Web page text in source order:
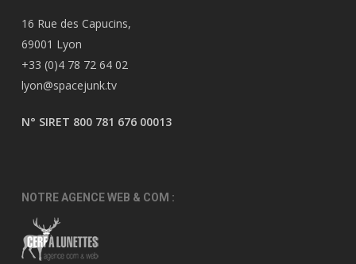
16 Rue des Capucins,
69001 Lyon
+33 (0)4 78 72 64 02
lyon@spacejunk.tv
N° SIRET 800 781 676 00013
NOTRE AGENCE WEB & COM :